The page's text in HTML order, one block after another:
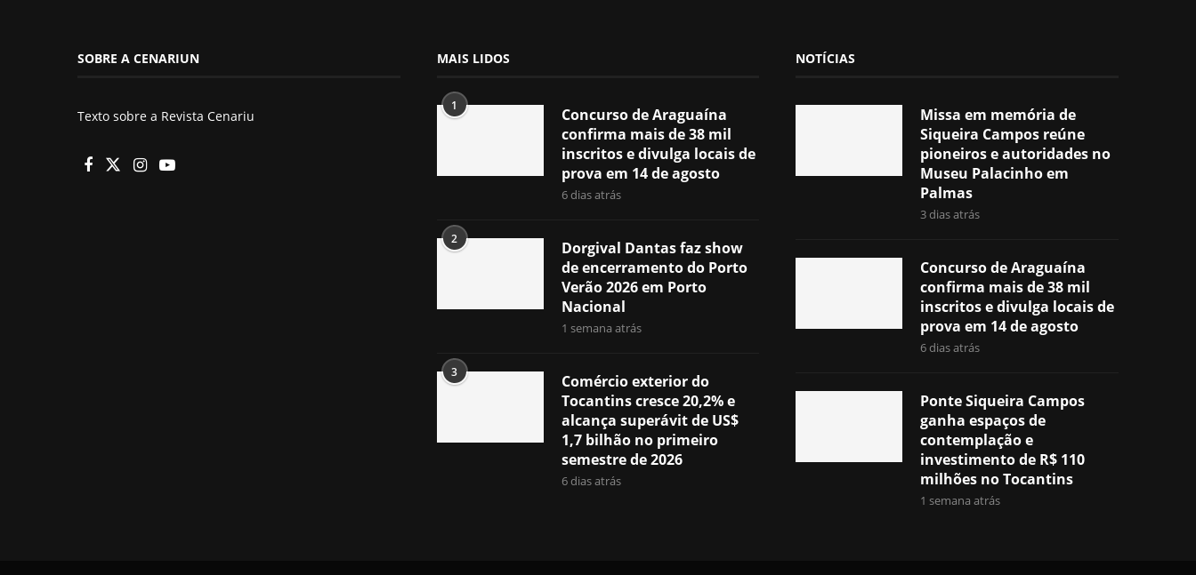
SOBRE A CENARIUN
Texto sobre a Revista Cenariu
MAIS LIDOS
1
Concurso de Araguaína
confirma mais de 38 mil
inscritos e divulga locais de
prova em 14 de agosto
6 dias atrás
2
Dorgival Dantas faz show
de encerramento do Porto
Verão 2026 em Porto
Nacional
1 semana atrás
3
Comércio exterior do
Tocantins cresce 20,2% e
alcança superávit de US$
1,7 bilhão no primeiro
semestre de 2026
6 dias atrás
NOTÍCIAS
Missa em memória de
Siqueira Campos reúne
pioneiros e autoridades no
Museu Palacinho em
Palmas
3 dias atrás
Concurso de Araguaína
confirma mais de 38 mil
inscritos e divulga locais de
prova em 14 de agosto
6 dias atrás
Ponte Siqueira Campos
ganha espaços de
contemplação e
investimento de R$ 110
milhões no Tocantins
1 semana atrás